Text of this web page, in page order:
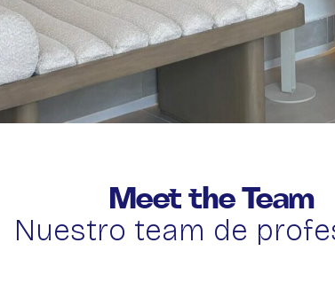
Meet the Team
Nuestro team de